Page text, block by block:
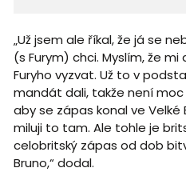
„Už jsem ale říkal, že já se
(s Furym) chci. Myslím, že
Furyho vyzvat. Už to v
mandát dali, takže není
aby se zápas konal ve Velké
miluji to tam. Ale tohle je
celobritský zápas od dob
Bruno,“ dodal.